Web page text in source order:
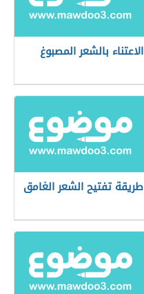
الاعتناء بالشعر المصبوغ
طريقة تفتيح الشعر الغامق